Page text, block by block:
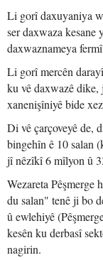
Li gorî daxuyaniya
ser daxwaza kesane
daxwaznameya
Li gorî mercên
ku vê daxwazê dike,
xanenişîniyê bide
Di vê çarçoveyê de,
bingehîn ê 10 salan
jî nêzîkî 6 mîlyon û
Wezareta Pêşmerge
du salan" tenê ji bo
û ewlehiyê
kesên ku derbasî
nagirin.